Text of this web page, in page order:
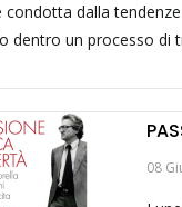
condotta dalla
dentro un processo di
08